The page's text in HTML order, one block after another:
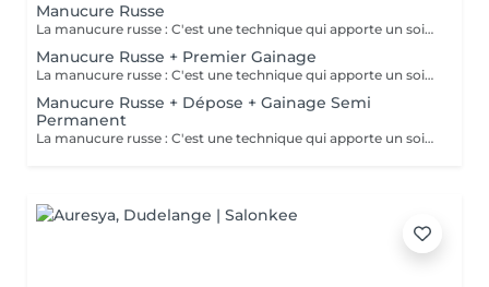
Manucure Russe
La manucure russe : C'est une technique qui apporte un soin complet de l'ongle naturel et des cuticules. Grâce à la manucure russe l'ongle est entièrement nettoyé des peaux et cuticules collés, ce qui apporte un rendu net et durable.
Manucure Russe + Premier Gainage
La manucure russe : C'est une technique qui apporte un soin complet de l'ongle naturel et des cuticules. Grâce à la manucure russe le semi permanent est posé sous la cuticule ce qui permet une repousse invisible de 7 à 12 jours. Cette prestation comprend la manucure russe complète ainsi que la pose renforcée au semi permanent (aucune dépose ne sera faite)
Manucure Russe + Dépose + Gainage Semi
Permanent
La manucure russe : C'est une technique qui apporte un soin complet de l'ongle naturel et des cuticules. Grâce à la manucure russe le semi permanent est posé sous la cuticule ce qui permet une repousse invisible de 7 à 12 jours. Cette prestation comprend la dépose de votre ancienne couleur, la manucure russe complète ainsi que la pose d'un semi permanent renforcé